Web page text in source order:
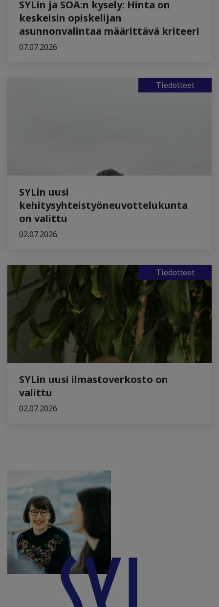
SYLin ja SOA:n kysely: Hinta on
keskeisin opiskelijan
asunnonvalintaa määrittävä kriteeri
07.07.2026
Tiedotteet
SYLin uusi
kehitysyhteistyöneuvottelukunta
on valittu
02.07.2026
Tiedotteet
SYLin uusi ilmastoverkosto on
valittu
02.07.2026